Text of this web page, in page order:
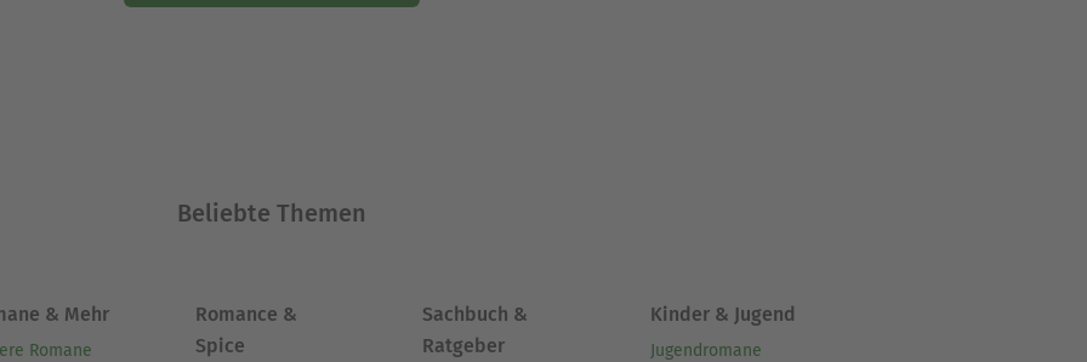
Beliebte Themen
& Mehr
Romane
Romance &
Spice
Sachbuch &
Ratgeber
Kinder & Jugend
Jugendromane